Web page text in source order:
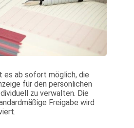
es ab sofort möglich, die
für den persönlichen
zu verwalten. Die
Freigabe wird